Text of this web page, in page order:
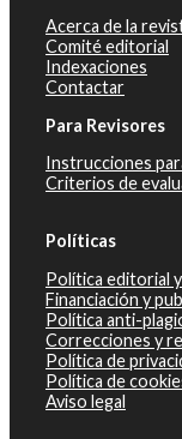
Acerca de la
Comité editorial
Indexaciones
Contactar
Para Revisores
Instrucciones
Criterios de
Políticas
Política editorial
Financiación y
Política anti-
Correcciones y
Política de
Política de
Aviso legal